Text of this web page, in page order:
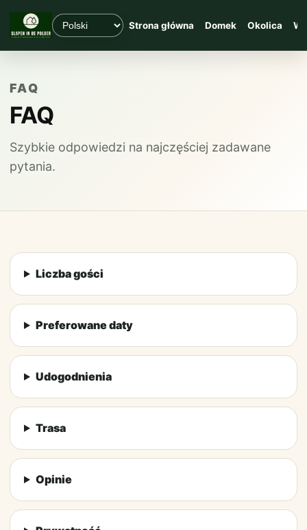
Strona główna Domek Okolica
FAQ
FAQ
Szybkie odpowiedzi na najczęściej zadawane
pytania.
Liczba gości
Preferowane daty
Udogodnienia
Trasa
Opinie